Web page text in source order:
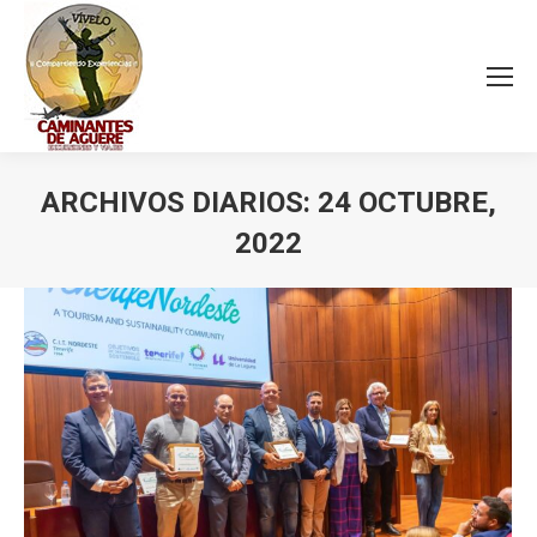
ARCHIVOS DIARIOS: 24 OCTUBRE,
2022